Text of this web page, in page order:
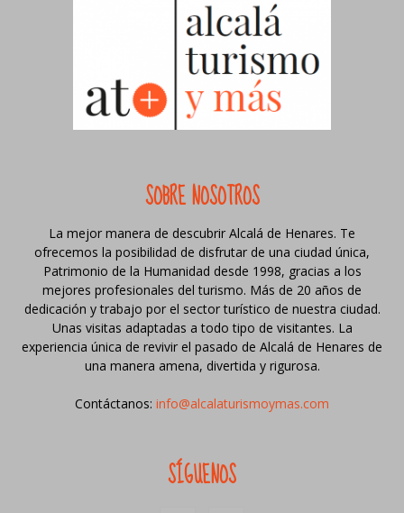
SOBRE NOSOTROS
La mejor manera de descubrir Alcalá de Henares. Te
ofrecemos la posibilidad de disfrutar de una ciudad única,
Patrimonio de la Humanidad desde 1998, gracias a los
mejores profesionales del turismo. Más de 20 años de
dedicación y trabajo por el sector turístico de nuestra ciudad.
Unas visitas adaptadas a todo tipo de visitantes. La
experiencia única de revivir el pasado de Alcalá de Henares de
una manera amena, divertida y rigurosa.
Contáctanos: info@alcalaturismoymas.com
SÍGUENOS